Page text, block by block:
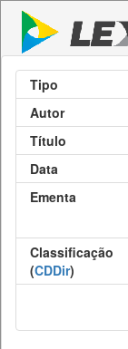
Tipo
Autor
Título
Data
Ementa
Classificação
(CDDir)